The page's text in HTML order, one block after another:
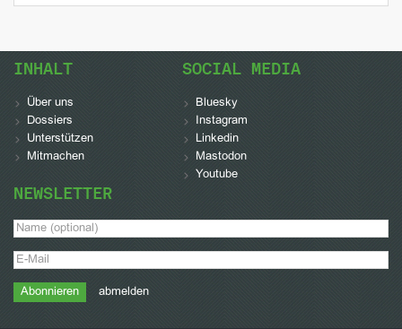
INHALT
Über uns
Dossiers
Unterstützen
Mitmachen
SOCIAL MEDIA
Bluesky
Instagram
Linkedin
Mastodon
Youtube
NEWSLETTER
abmelden